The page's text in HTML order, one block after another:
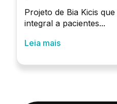
Projeto de Bia Kicis
integral a pacientes...
Leia mais